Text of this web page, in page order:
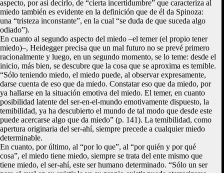
aspecto, por así decirlo, de “cierta incertidumbre” que caracteriza al
miedo también es evidente en la definición que de él da Spinoza:
una “tristeza inconstante”, en la cual “se duda de que suceda algo
odiado”).
En cuanto al segundo aspecto del miedo –el temer (el propio tener
miedo)–, Heidegger precisa que un mal futuro no se prevé primero
racionalmente y luego, en un segundo momento, se lo teme: desde el
inicio, más bien, se descubre que la cosa que se aproxima es temible.
“Sólo teniendo miedo, el miedo puede, al observar expresamente,
darse cuenta de eso que da miedo. Constatar eso que da miedo, por
ya hallarse en la situación emotiva del miedo. El temer, en cuanto
posibilidad latente del ser-en-el-mundo emotivamente dispuesto, la
temibilidad, ya ha descubierto el mundo de tal modo que desde este
puede acercarse algo que da miedo” (p. 141). La temibilidad, como
apertura originaria del ser-ahí, siempre precede a cualquier miedo
determinable.
En cuanto, por último, al “por lo que”, al “por quién y por qué
cosa”, el miedo tiene miedo, siempre se trata del ente mismo que
tiene miedo, el ser-ahí, este ser humano determinado. “Sólo un ser